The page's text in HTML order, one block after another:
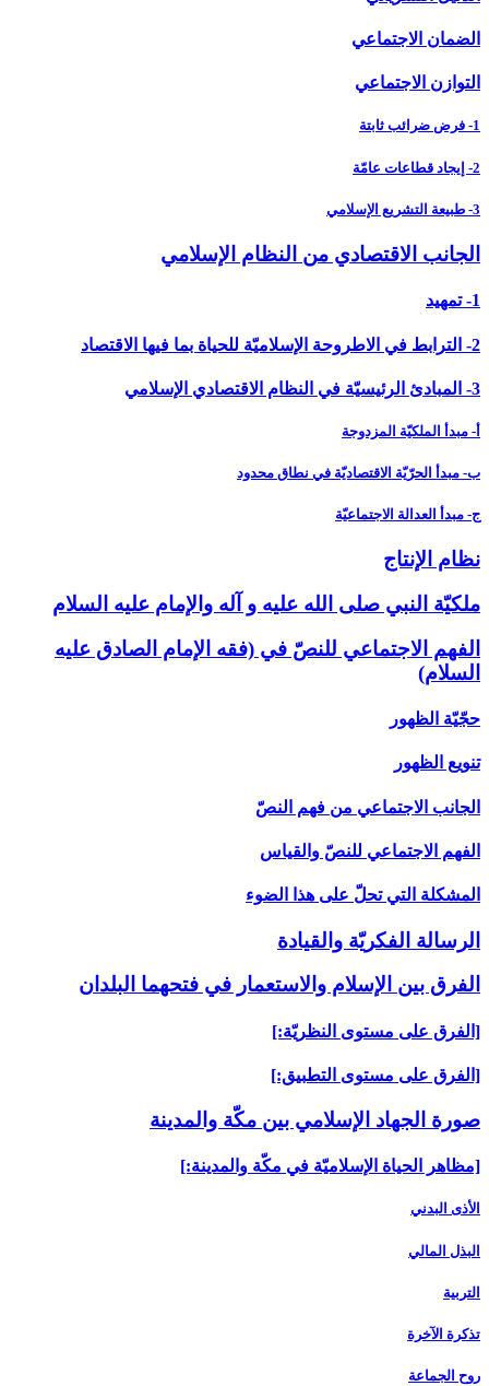
الضمان الاجتماعي
التوازن الاجتماعي
1- فرض ضرائب ثابتة
2- إيجاد قطاعات عامّة
3- طبيعة التشريع الإسلامي
الجانب الاقتصادي من النظام الإسلامي‏
1- تمهيد
2- الترابط في الاطروحة الإسلاميّة للحياة بما فيها الاقتصاد
3- المبادئ الرئيسيّة في النظام الاقتصادي الإسلامي
أ- مبدأ الملكيّة المزدوجة
ب- مبدأ الحرّيّة الاقتصاديّة في نطاق محدود
ج- مبدأ العدالة الاجتماعيّة
نظام الإنتاج
ملكيّة النبي صلى الله عليه و آله والإمام عليه السلام
الفهم الاجتماعي للنصّ في (فقه الإمام الصادق عليه
السلام)
حجّيّة الظهور
تنويع الظهور
الجانب الاجتماعي من فهم النصّ
الفهم الاجتماعي للنصّ والقياس
المشكلة التي تحلّ على هذا الضوء
الرسالة الفكريّة والقيادة
الفرق بين الإسلام والاستعمار في فتحهما البلدان
[الفرق على مستوى النظريّة:]
[الفرق على مستوى التطبيق:]
صورة الجهاد الإسلامي بين مكّة والمدينة
[مظاهر الحياة الإسلاميّة في مكّة والمدينة:]
الأذى البدني‏
البذل المالي‏
التربية
تذكرة الآخرة
روح الجماعة